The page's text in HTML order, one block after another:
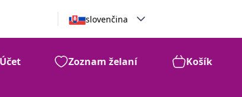
slovenčina
Účet Zoznam želaní Košík